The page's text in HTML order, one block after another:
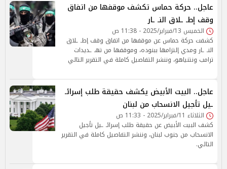
عاجل.. حركة حماس تكشف موقفها من اتفاق
وقف إطـ ـلاق النـ ـار
الخميس 13/فبراير/2025 - 11:38 ص
كشفت حركة حماس عن موقفها من اتفاق وقف إطـ ـلاق
النـ ـار ومدي إلتزامها ببنوده، وموقفها من تهـ ـديدات
ترامب ونتنياهو، وننشر التفاصيل كاملة في التقرير التالي
عاجل.. البيت الأبيض يكشف حقيقة طلب إسرائـ
ـيل تأجيل الانسحاب من لبنان
الثلاثاء 11/فبراير/2025 - 11:33 ص
كشف البيت الأبيض عن حقيقة طلب إسرائـ ـيل تأجيل
الانسحاب من جنوب لبنان، وننشر التفاصيل كاملة في التقرير
التالي.